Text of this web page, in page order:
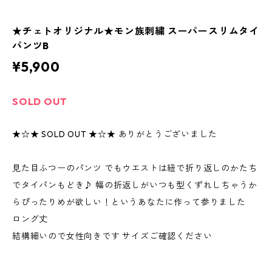
★チェトオリジナル★モン族刺繍 スーパースリムタイ
パンツB
¥5,900
SOLD OUT
★☆★ SOLD OUT ★☆★ ありがとうございました
見た目ふつーのパンツ でもウエストは紐で折り返しのかたち
でタイパンもどき♪ 幅の折返しがいつも型くずれしちゃうか
らぴったりめが欲しい！というあなたに作って参りました
ロング丈
結構細いので女性向きです サイズご確認ください